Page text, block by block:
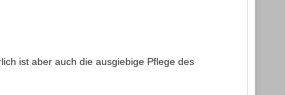
ist aber auch die ausgiebige Pflege des